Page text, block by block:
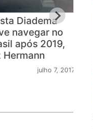
Diadema
navegar no
após 2019,
Hermann
julho 7, 2017